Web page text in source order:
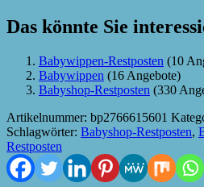
Das könnte Sie
Babywippen-Restposten (10
Babywippen (16 Angebote)
Babyshop-Restposten (330
Artikelnummer: bp2766615601
Schlagwörter: Babyshop-Restposten,
Restposten